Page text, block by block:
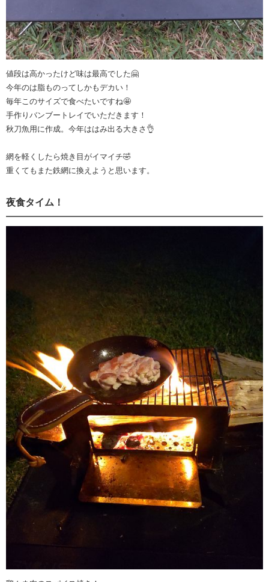
値段は高かったけど味は最高でした🤗
今年のは脂ものってしかもデカい！
毎年このサイズで食べたいですね🤩
手作りバンブートレイでいただきます！
秋刀魚用に作成。今年ははみ出る大きさ👌
網を軽くしたら焼き目がイマイチ🤣
重くてもまた鉄網に換えようと思います。
夜食タイム！